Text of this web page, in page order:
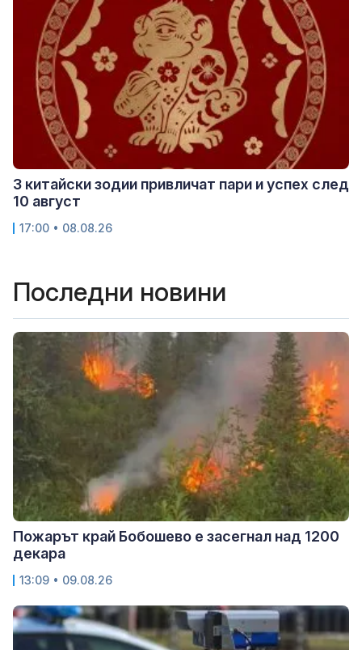
3 китайски зодии привличат пари и успех след
10 август
17:00 • 08.08.26
Последни новини
Пожарът край Бобошево е засегнал над 1200
декара
13:09 • 09.08.26